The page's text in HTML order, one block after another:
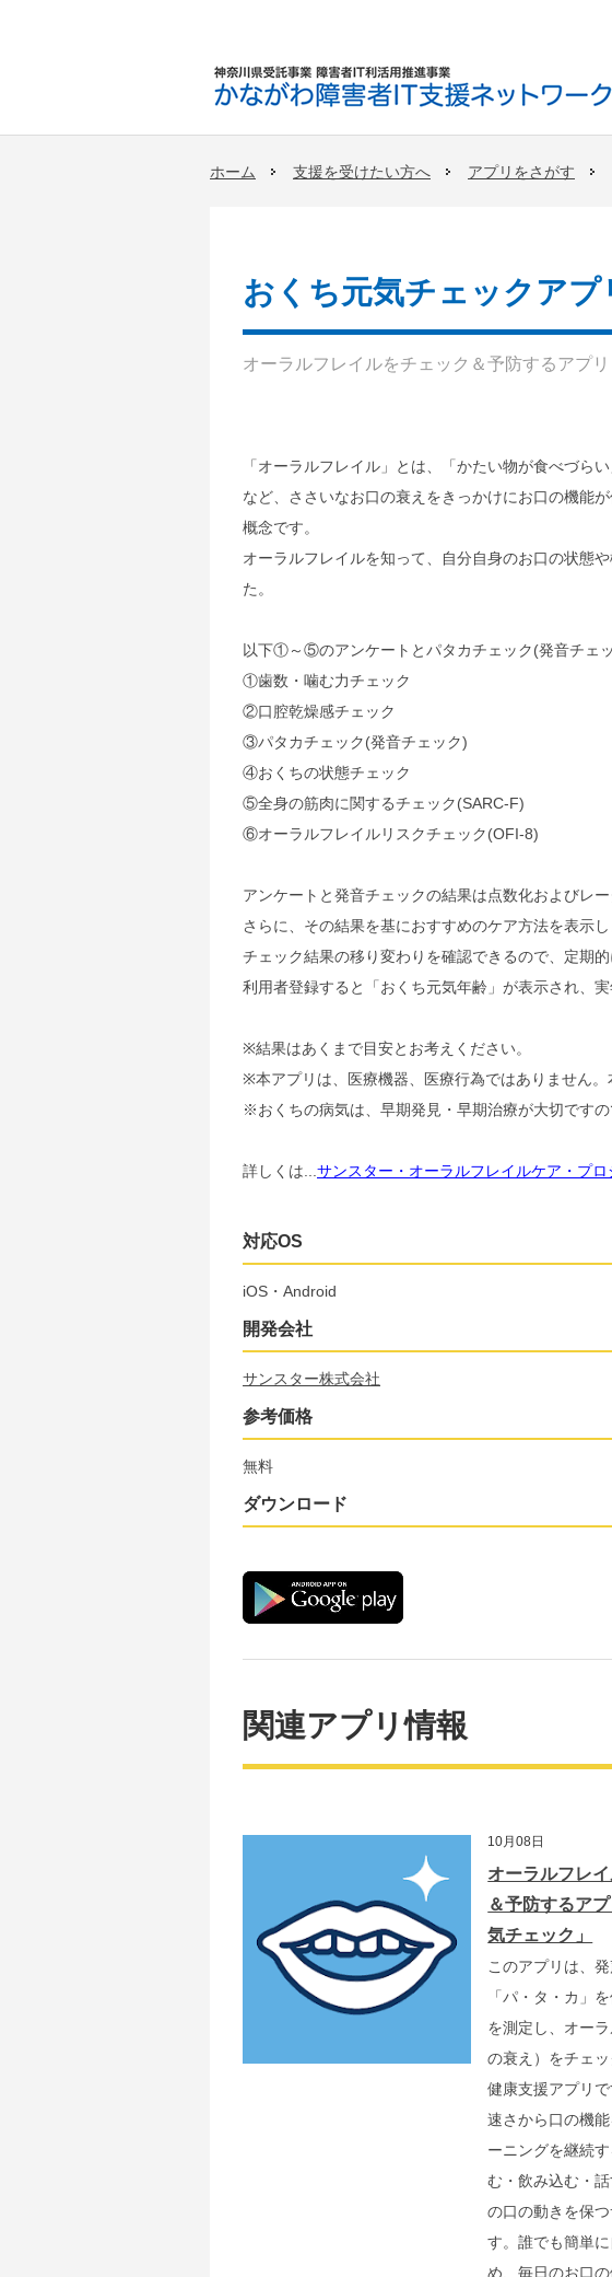
ホーム 支援を受けたい方へ アプリをさがす
おくち元気チェックアプ
オーラルフレイルをチェック＆予防するアプリ
「オーラルフレイル」とは、「かたい物が食べづら
など、ささいなお口の衰えをきっかけにお口の機能
概念です。
オーラルフレイルを知って、自分自身のお口の状態
た。
以下①～⑤のアンケートとパタカチェック(発音チェッ
①歯数・噛む力チェック
②口腔乾燥感チェック
③パタカチェック(発音チェック)
④おくちの状態チェック
⑤全身の筋肉に関するチェック(SARC-F)
⑥オーラルフレイルリスクチェック(OFI-8)
アンケートと発音チェックの結果は点数化およびレ
さらに、その結果を基におすすめのケア方法を表示し
チェック結果の移り変わりを確認できるので、定期
利用者登録すると「おくち元気年齢」が表示され、実
※結果はあくまで目安とお考えください。
※本アプリは、医療機器、医療行為ではありません
※おくちの病気は、早期発見・早期治療が大切です
詳しくは...サンスター・オーラルフレイルケア・プロ
対応OS
iOS・Android
開発会社
サンスター株式会社
参考価格
無料
ダウンロード
関連アプリ情報
10月08日
オーラルフレ
＆予防するア
気チェック」
このアプリは、
「パ・タ・カ」
を測定し、オー
の衰え）をチェ
健康支援アプリ
速さから口の機
ーニングを継続
む・飲み込む・
の口の動きを保
す。誰でも簡単
め、毎日のお口